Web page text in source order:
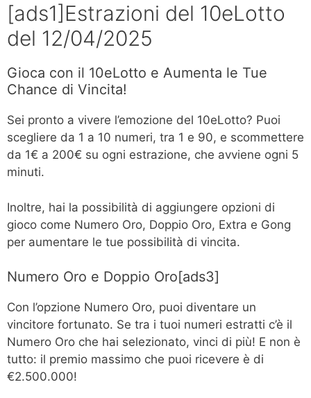
[ads1]Estrazioni del 10eLotto
del 12/04/2025
Gioca con il 10eLotto e Aumenta le Tue
Chance di Vincita!
Sei pronto a vivere l’emozione del 10eLotto? Puoi
scegliere da 1 a 10 numeri, tra 1 e 90, e scommettere
da 1€ a 200€ su ogni estrazione, che avviene ogni 5
minuti.
Inoltre, hai la possibilità di aggiungere opzioni di
gioco come Numero Oro, Doppio Oro, Extra e Gong
per aumentare le tue possibilità di vincita.
Numero Oro e Doppio Oro[ads3]
Con l’opzione Numero Oro, puoi diventare un
vincitore fortunato. Se tra i tuoi numeri estratti c’è il
Numero Oro che hai selezionato, vinci di più! E non è
tutto: il premio massimo che puoi ricevere è di
€2.500.000!